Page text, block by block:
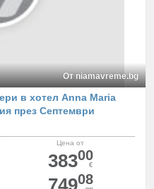
От niamavreme.bg
в хотел Anna Maria
през Септември
Цена от
38300
€
74908